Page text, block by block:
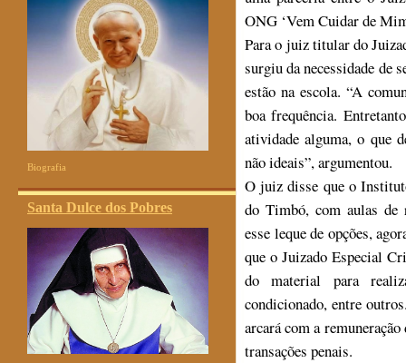
Biografia
Santa Dulce dos Pobres
ONG ‘Vem Cuidar de
Para o juiz titular do
surgiu da necessidade de
estão na escola. “A
boa frequência.
atividade alguma, o que
não ideais”, argumentou.
O juiz disse que o
do Timbó, com aulas
esse leque de opções,
que o Juizado Especial
do material para
condicionado, entre
arcará com a
transações penais.